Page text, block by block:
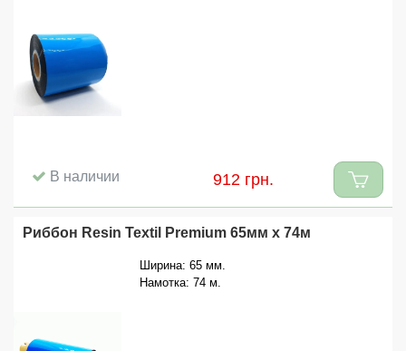
В наличии 912 грн.
Риббон Resin Textil Premium 65мм x 74м
Ширина: 65 мм.
Намотка: 74 м.